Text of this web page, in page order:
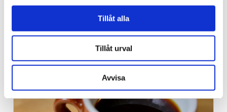
Tillåt alla
Tillåt urval
Avvisa
Israels sommarkonferens